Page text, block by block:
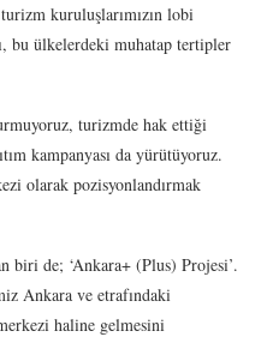
kuruluşlarımızın lobi
bu ülkelerdeki muhatap tertipler
turizmde hak ettiği
kampanyası da yürütüyoruz.
olarak pozisyonlandırmak
biri de; ‘Ankara+ (Plus) Projesi’.
Ankara ve etrafındaki
haline gelmesini